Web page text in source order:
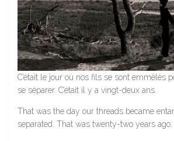
C’était le jour où nos fils se sont emmêlés
se séparer. C’était il y a vingt-deux ans.
That was the day our threads became
separated. That was twenty-two years ago.